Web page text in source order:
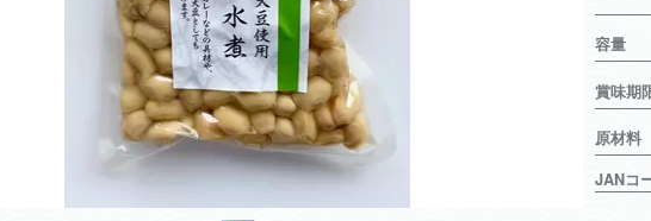
容量
賞味期
原材料
JANコ